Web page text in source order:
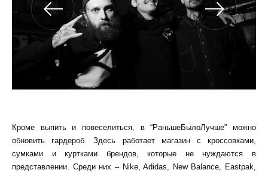
Кроме выпить и повеселиться, в “РаньшеБылоЛучше” можно
обновить гардероб. Здесь работает магазин с кроссовками,
сумками и куртками брендов, которые не нуждаются в
представлении. Среди них – Nike, Adidas, New Balance, Eastpak,